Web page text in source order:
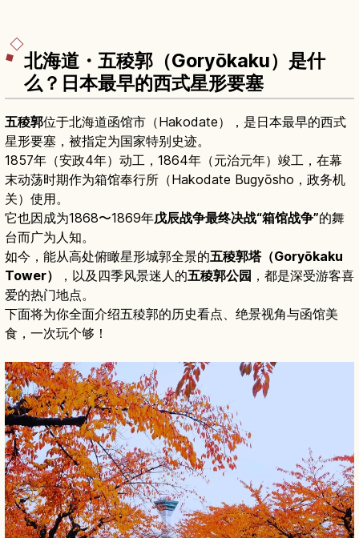
北海道・五稜郭（Goryōkaku）是什
么？日本最早的西式星形要塞
五稜郭位于北海道函馆市（Hakodate），是日本最早的西式
星形要塞，被指定为国家特别史迹。
1857年（安政4年）动工，1864年（元治元年）竣工，在幕
末动荡时期作为箱馆奉行所（Hakodate Bugyōsho，政务机
关）使用。
它也因成为1868〜1869年戊辰战争最终决战“箱馆战争”的舞
台而广为人知。
如今，能从高处俯瞰星形城郭全景的五稜郭塔（Goryōkaku
Tower）
，以及四季风景迷人的五稜郭公园 ，都是深受游客喜
爱的热门地点。
下面将为你全面介绍五稜郭的历史看点、绝景视角与函馆美
食，一次玩个够！